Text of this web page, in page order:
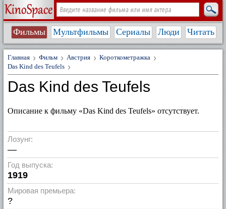
Фильмы Мультфильмы Сериалы Люди Читать
Главная Фильм Австрия
Короткометражка
Das Kind des Teufels
Das Kind des Teufels
Описание к фильму «Das Kind des Teufels» отсутствует.
Лозунг:
—
Год выпуска:
1919
Мировая премьера:
?